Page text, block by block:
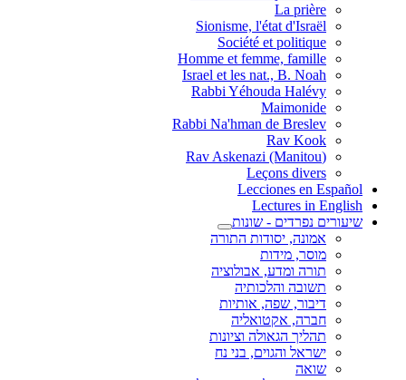
La prière
Sionisme, l'état d'Israël
Société et politique
Homme et femme, famille
Israel et les nat., B. Noah
Rabbi Yéhouda Halévy
Maimonide
Rabbi Na'hman de Breslev
Rav Kook
(Rav Askenazi (Manitou
Leçons divers
Lecciones en Español
Lectures in English
שיעורים נפרדים - שונות
אמונה, יסודות התורה
מוסר, מידות
תורה ומדע, אבולוציה
תשובה והלכותיה
דיבור, שפה, אותיות
חברה, אקטואליה
תהליך הגאולה וציונות
ישראל והגוים, בני נח
שואה